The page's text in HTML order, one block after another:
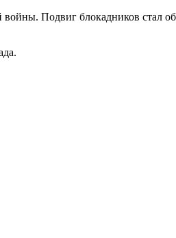
Подвиг блокадников стал